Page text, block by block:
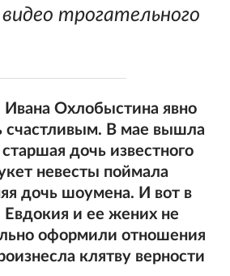
трогательного
Ивана Охлобыстина явно
счастливым. В мае вышла
дочь известного
невесты поймала
дочь шоумена. И вот в
Евдокия и ее жених не
оформили отношения
клятву верности